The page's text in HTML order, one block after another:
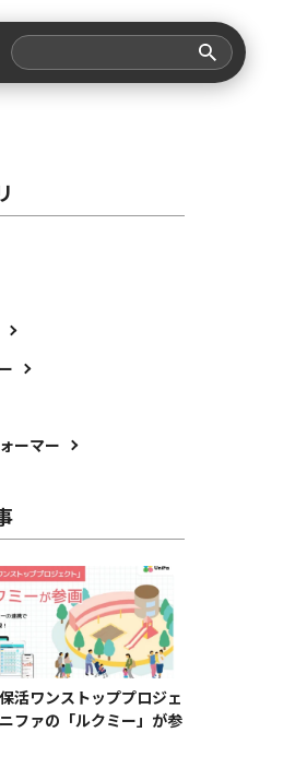
ーマー
活ワンストッププロジェ
ファの「ルクミー」が参